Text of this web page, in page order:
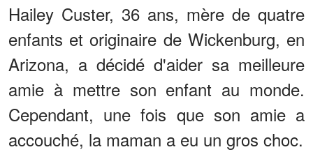
Hailey Custer, 36 ans, mère de quatre
enfants et originaire de Wickenburg, en
Arizona, a décidé d'aider sa meilleure
amie à mettre son enfant au monde.
Cependant, une fois que son amie a
accouché, la maman a eu un gros choc.